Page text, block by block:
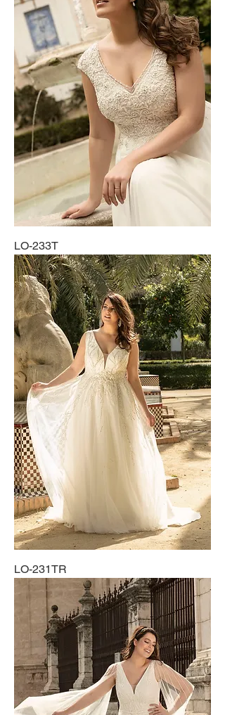
LO-233T
LO-231TR